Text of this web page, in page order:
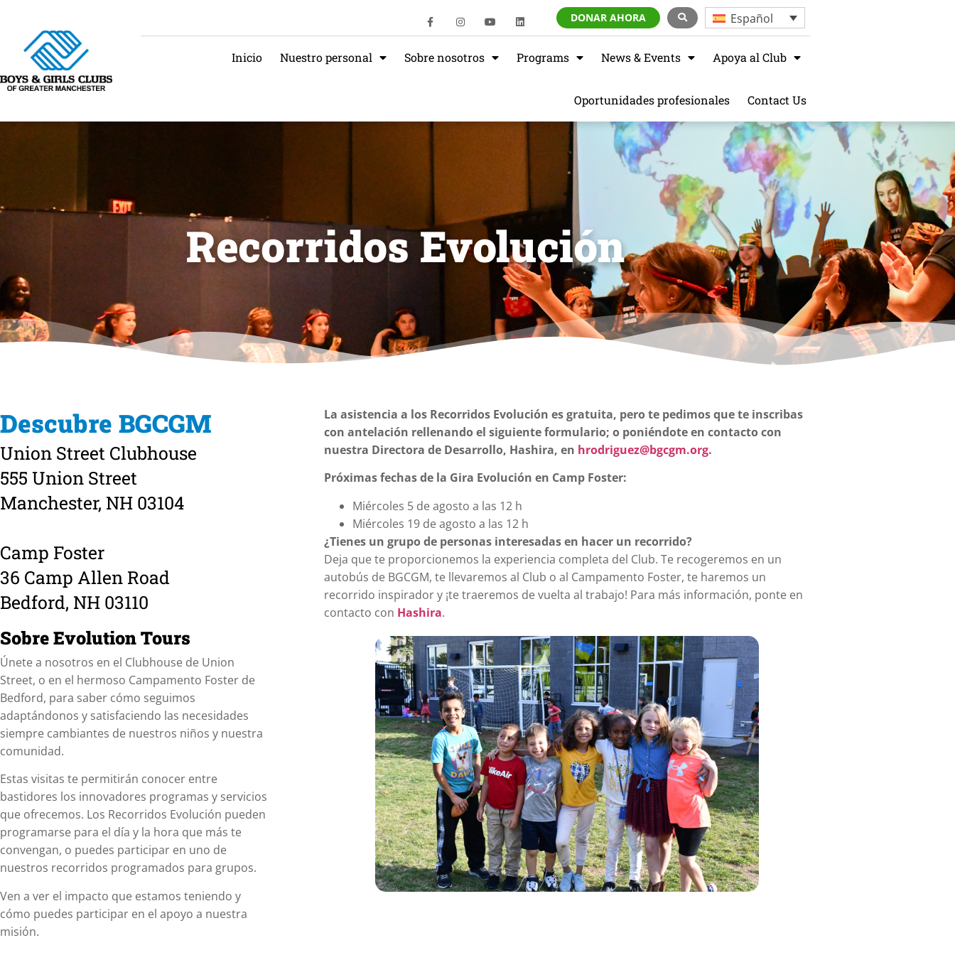
DONAR AHORA Español
Inicio Nuestro personal Sobre nosotros Programs News & Events Apoya al Club
Oportunidades profesionales Contact Us
Recorridos Evolución
Descubre BGCGM
Union Street Clubhouse
555 Union Street
Manchester, NH 03104
Camp Foster
36 Camp Allen Road
Bedford, NH 03110
Sobre Evolution Tours
Únete a nosotros en el Clubhouse de Union
Street, o en el hermoso Campamento Foster de
Bedford, para saber cómo seguimos
adaptándonos y satisfaciendo las necesidades
siempre cambiantes de nuestros niños y nuestra
comunidad.
Estas visitas te permitirán conocer entre
bastidores los innovadores programas y servicios
que ofrecemos. Los Recorridos Evolución pueden
programarse para el día y la hora que más te
convengan, o puedes participar en uno de
nuestros recorridos programados para grupos.
Ven a ver el impacto que estamos teniendo y
cómo puedes participar en el apoyo a nuestra
misión.
La asistencia a los Recorridos Evolución es gratuita, pero te pedimos que te inscribas
con antelación rellenando el siguiente formulario; o poniéndote en contacto con
nuestra Directora de Desarrollo, Hashira, en hrodriguez@bgcgm.org.
Próximas fechas de la Gira Evolución en Camp Foster:
Miércoles 5 de agosto a las 12 h
Miércoles 19 de agosto a las 12 h
¿Tienes un grupo de personas interesadas en hacer un recorrido?
Deja que te proporcionemos la experiencia completa del Club. Te recogeremos en un
autobús de BGCGM, te llevaremos al Club o al Campamento Foster, te haremos un
recorrido inspirador y ¡te traeremos de vuelta al trabajo! Para más información, ponte en
contacto con Hashira.